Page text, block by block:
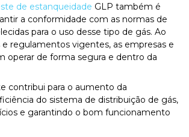
de estanqueidade GLP também é
a conformidade com as normas de
para o uso desse tipo de gás. Ao
e regulamentos vigentes, as empresas e
operar de forma segura e dentro da
contribui para o aumento da
do sistema de distribuição de gás,
e garantindo o bom funcionamento